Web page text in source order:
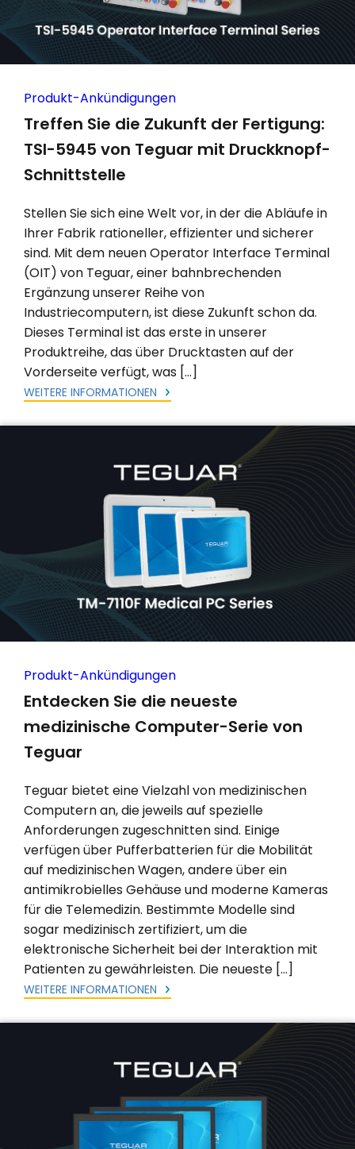
Produkt-Ankündigungen
Treffen Sie die Zukunft der Fertigung:
TSI-5945 von Teguar mit Druckknopf-
Schnittstelle
Stellen Sie sich eine Welt vor, in der die Abläufe in
Ihrer Fabrik rationeller, effizienter und sicherer
sind. Mit dem neuen Operator Interface Terminal
(OIT) von Teguar, einer bahnbrechenden
Ergänzung unserer Reihe von
Industriecomputern, ist diese Zukunft schon da.
Dieses Terminal ist das erste in unserer
Produktreihe, das über Drucktasten auf der
Vorderseite verfügt, was […]
WEITERE INFORMATIONEN
Produkt-Ankündigungen
Entdecken Sie die neueste
medizinische Computer-Serie von
Teguar
Teguar bietet eine Vielzahl von medizinischen
Computern an, die jeweils auf spezielle
Anforderungen zugeschnitten sind. Einige
verfügen über Pufferbatterien für die Mobilität
auf medizinischen Wagen, andere über ein
antimikrobielles Gehäuse und moderne Kameras
für die Telemedizin. Bestimmte Modelle sind
sogar medizinisch zertifiziert, um die
elektronische Sicherheit bei der Interaktion mit
Patienten zu gewährleisten. Die neueste […]
WEITERE INFORMATIONEN